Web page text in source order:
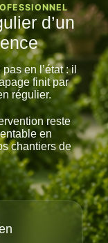
d’un
en l’état : il
finit par
régulier.
reste
en
chantiers de